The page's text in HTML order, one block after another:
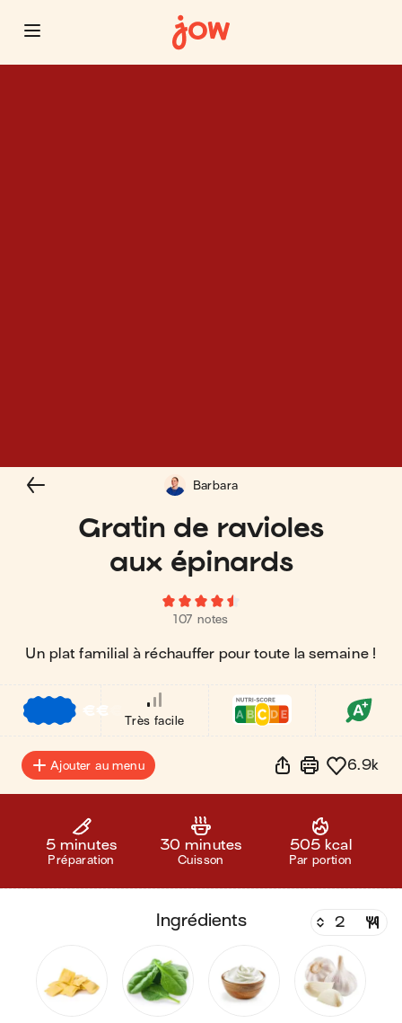
Gratin de ravioles
aux épinards
107 notes
Un plat familial à réchauffer pour toute la semaine !
Barbara
€€
Très facile
Ajouter au menu 6.9k
5 minutes
Préparation
30 minutes
Cuisson
505 kcal
Par portion
ingrédients